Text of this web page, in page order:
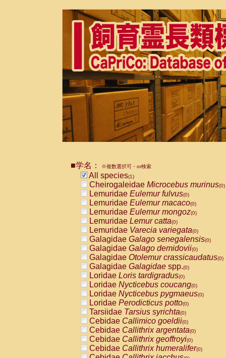
■学名： ※複数選択可・or検索
All species(1)
Cheirogaleidae Microcebus murinus(0)
Lemuridae Eulemur fulvus(0)
Lemuridae Eulemur macaco(0)
Lemuridae Eulemur mongoz(0)
Lemuridae Lemur catta(0)
Lemuridae Varecia variegata(0)
Galagidae Galago senegalensis(0)
Galagidae Galago demidovii(0)
Galagidae Otolemur crassicaudatus(0)
Galagidae Galagidae spp.(0)
Loridae Loris tardigradus(0)
Loridae Nycticebus coucang(0)
Loridae Nycticebus pygmaeus(0)
Loridae Perodicticus potto(0)
Tarsiidae Tarsius syrichta(0)
Cebidae Callimico goeldii(0)
Cebidae Callithrix argentata(0)
Cebidae Callithrix geoffroyi(0)
Cebidae Callithrix humeralifer(0)